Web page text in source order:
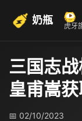
奶瓶 虎牙
三国志
皇甫嵩
📅 02/10/2023